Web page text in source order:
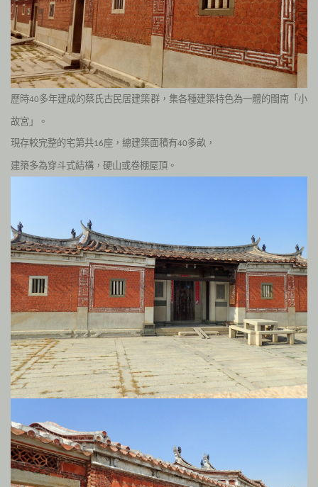
歷時40多年建成的蔡氏古民居建築群， 集各種建築特色為一體的閩南「小
故宮」。
現存較完整的宅第共16座，總建築面積有40多畝，
建築多為穿斗式結構，硬山或卷棚屋頂 。